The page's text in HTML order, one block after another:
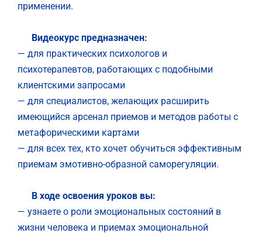
применении.
Видеокурс предназначен:
— для практических психологов и
психотерапевтов, работающих с подобными
клиентскими запросами
— для специалистов, желающих расширить
имеющийся арсенал приемов и методов работы с
метафорическими картами
— для всех тех, кто хочет обучиться эффективным
приемам эмотивно-образной саморегуляции.
В ходе освоения уроков вы:
— узнаете о роли эмоциональных состояний в
жизни человека и приемах эмоциональной